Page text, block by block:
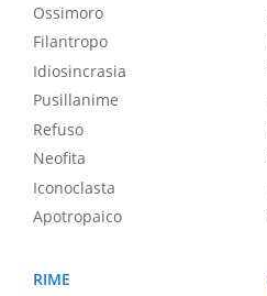
Ossimoro
Filantropo
Idiosincrasia
Pusillanime
Refuso
Neofita
Iconoclasta
Apotropaico
RIME